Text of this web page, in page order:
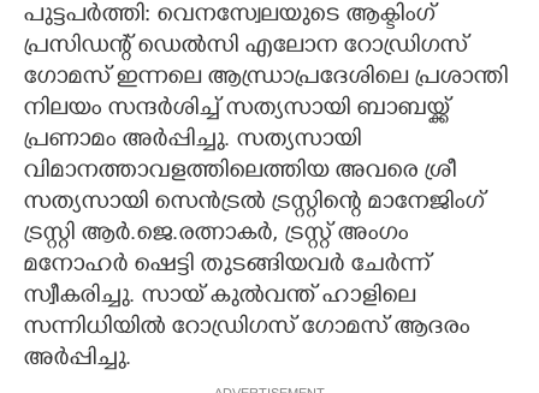
LITERATURE
ZOOM
CONTACT US
പുട്ടപർത്തി: വെനസ്വേലയുടെ ആക്ടിംഗ്
പ്രസിഡന്റ് ഡെൽസി എലോന റോഡ്രിഗസ്
ഗോമസ് ഇന്നലെ ആന്ധ്രാപ്രദേശിലെ പ്രശാന്തി
നിലയം സന്ദർശിച്ച് സത്യസായി ബാബയ്ക്ക്
പ്രണാമം അർപ്പിച്ചു. സത്യസായി
വിമാനത്താവളത്തിലെത്തിയ അവരെ ശ്രീ
സത്യസായി സെൻട്രൽ ട്രസ്റ്റിന്റെ മാനേജിംഗ്
ട്രസ്റ്റി ആർ.ജെ.രത്നാകർ, ട്രസ്റ്റ് അംഗം
മനോഹർ ഷെട്ടി തുടങ്ങിയവർ ചേർന്ന്
സ്വീകരിച്ചു. സായ് കുൽവന്ത് ഹാളിലെ
സന്നിധിയിൽ റോഡ്രിഗസ് ഗോമസ് ആദരം
അർപ്പിച്ചു.